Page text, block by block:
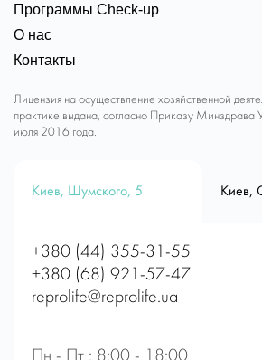
Программы Check-up
О нас
Контакты
Лицензия на осуществление хозяйственной
практике выдана, согласно Приказу
июля 2016 года.
Киев, Шумского, 5 Киев,
+380 (44) 355-31-55
+380 (68) 921-57-47
reprolife@reprolife.ua
Пн - Пт : 8:00 - 18:00